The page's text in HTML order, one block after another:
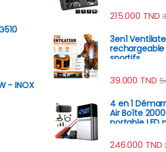
- INOX
215.000 TND
3en1
sportifs
39.000 TND
4 en 1
Air Boîte
portable LED
246.000 TND